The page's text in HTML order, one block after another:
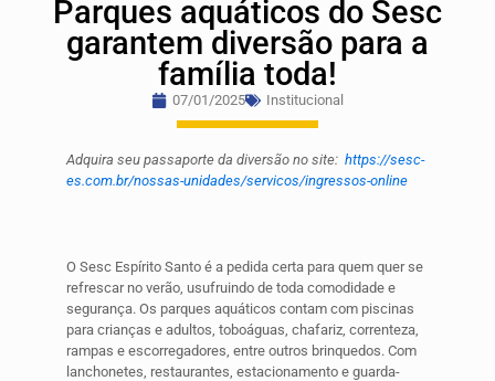
Parques aquáticos do Sesc
garantem diversão para a
família toda!
07/01/2025 Institucional
Adquira seu passaporte da diversão no site: https://sesc-
es.com.br/nossas-unidades/servicos/ingressos-online
O Sesc Espírito Santo é a pedida certa para quem quer se
refrescar no verão, usufruindo de toda comodidade e
segurança. Os parques aquáticos contam com piscinas
para crianças e adultos, toboáguas, chafariz, correnteza,
rampas e escorregadores, entre outros brinquedos. Com
lanchonetes, restaurantes, estacionamento e guarda-